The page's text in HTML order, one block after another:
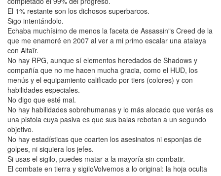
El 1% restante son los dichosos superbarcos.
Sigo intentándolo.
Echaba muchísimo de menos la faceta de Assassin"s Creed de la
que me enamoré en 2007 al ver a mi primo escalar una atalaya
con Altaïr.
No hay RPG, aunque sí elementos heredados de Shadows y
compañía que no me hacen mucha gracia, como el HUD, los
menús y el equipamiento calificado por tiers (colores) y con
habilidades especiales.
No digo que esté mal.
No hay habilidades sobrehumanas y lo más alocado que verás es
una pistola cuya pasiva es que sus balas rebotan a un segundo
objetivo.
No hay estadísticas que coarten los asesinatos ni esponjas de
golpes, ni siquiera los jefes.
Si usas el sigilo, puedes matar a la mayoría sin combatir.
El combate en tierra y sigiloVolvemos a lo original: la hoja oculta